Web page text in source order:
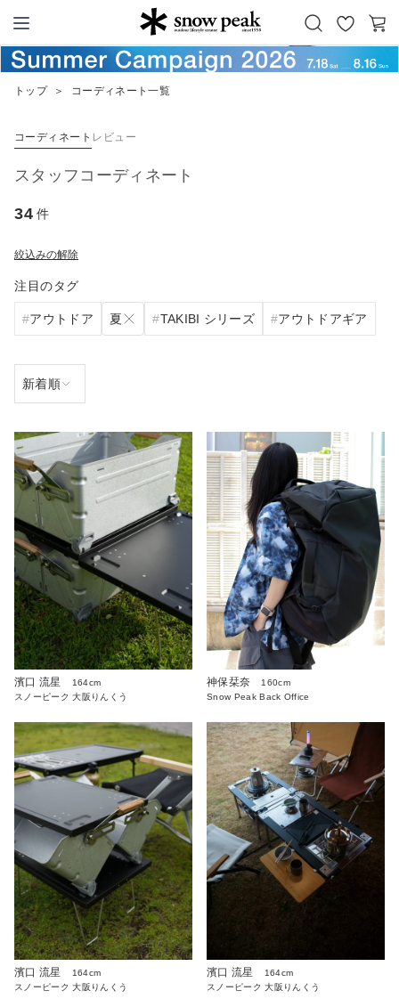
Snow Peak
お
気
カ
ー
トップ ＞ コーディネート一覧
コーディネート レビュー
スタッフコーディネート
34 件
絞込みの解除
注目のタグ
アウトドア 夏 TAKIBI シリーズ アウトドアギア
濱口 流星
164cm
スノーピーク 大阪りんくう
神保栞奈
160cm
Snow Peak Back Office
濱口 流星
164cm
スノーピーク 大阪りんくう
濱口 流星
164cm
スノーピーク 大阪りんくう